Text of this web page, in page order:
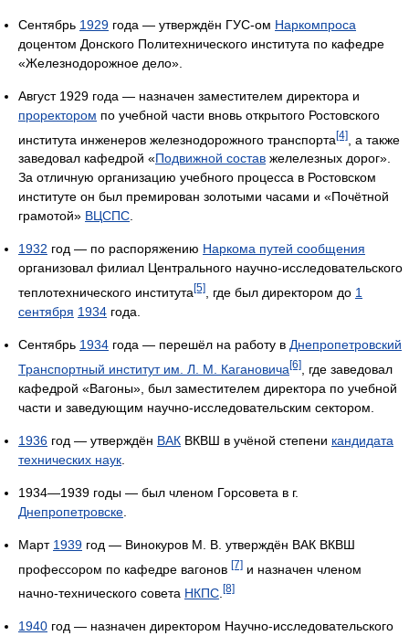
Сентябрь 1929 года — утверждён ГУС-ом Наркомпроса
доцентом Донского Политехнического института по кафедре
«Железнодорожное дело».
Август 1929 года — назначен заместителем директора и
проректором по учебной части вновь открытого Ростовского
института инженеров железнодорожного транспорта[4]
, а также
заведовал кафедрой «Подвижной состав желелезных дорог».
За отличную организацию учебного процесса в Ростовском
институте он был премирован золотыми часами и «Почётной
грамотой» ВЦСПС.
1932 год — по распоряжению Наркома путей сообщения
организовал филиал Центрального научно-исследовательского
теплотехнического института [5] , где был директором до 1
сентября 1934 года.
Сентябрь 1934 года — перешёл на работу в Днепропетровский
Транспортный институт им. Л. М. Кагановича[6]
, где заведовал
кафедрой «Вагоны», был заместителем директора по учебной
части и заведующим научно-исследовательским сектором.
1936 год — утверждён ВАК ВКВШ в учёной степени кандидата
технических наук
1934—1939 годы — был членом Горсовета в г.
Днепропетровске
Март 1939 год — Винокуров М. В. утверждён ВАК ВКВШ
профессором по кафедре вагонов [7] и назначен членом
начно-технического совета НКПС [8]
1940 год — назначен директором Научно-исследовательского